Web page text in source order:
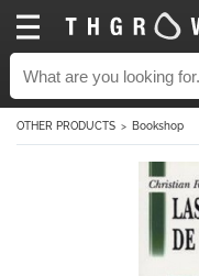
OTHER PRODUCTS Bookshop